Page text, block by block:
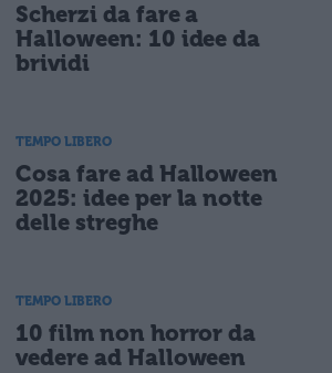
Scherzi da fare a
Halloween: 10 idee da
brividi
TEMPO LIBERO
Cosa fare ad Halloween
2025: idee per la notte
delle streghe
TEMPO LIBERO
10 film non horror da
vedere ad Halloween